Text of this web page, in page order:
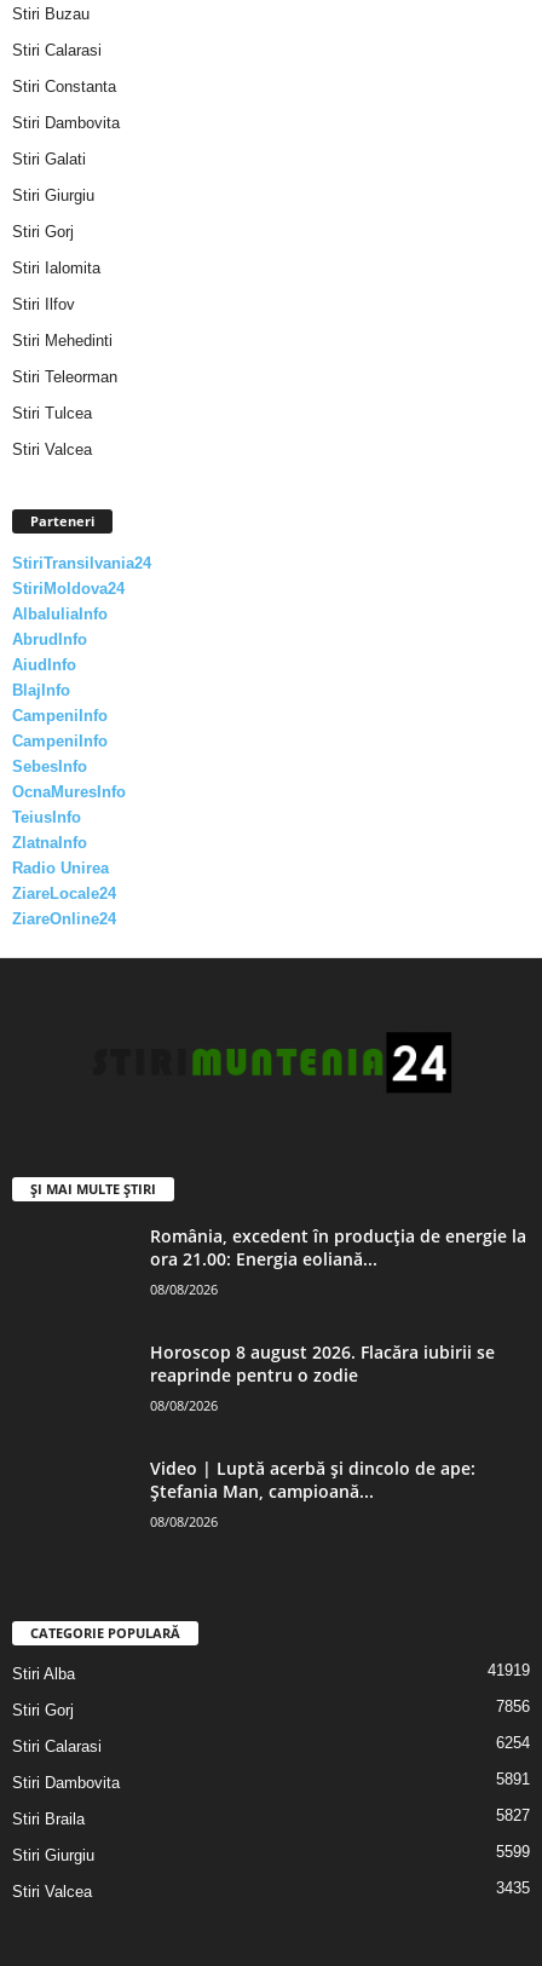
Stiri Buzau
Stiri Calarasi
Stiri Constanta
Stiri Dambovita
Stiri Galati
Stiri Giurgiu
Stiri Gorj
Stiri Ialomita
Stiri Ilfov
Stiri Mehedinti
Stiri Teleorman
Stiri Tulcea
Stiri Valcea
Parteneri
StiriTransilvania24
StiriMoldova24
AlbaIuliaInfo
AbrudInfo
AiudInfo
BlajInfo
CampeniInfo
CampeniInfo
SebesInfo
OcnaMuresInfo
TeiusInfo
ZlatnaInfo
Radio Unirea
ZiareLocale24
ZiareOnline24
ȘI MAI MULTE ȘTIRI
România, excedent în producția de energie la
ora 21.00: Energia eoliană...
08/08/2026
Horoscop 8 august 2026. Flacăra iubirii se
reaprinde pentru o zodie
08/08/2026
Video | Luptă acerbă și dincolo de ape:
Ștefania Man, campioană...
08/08/2026
CATEGORIE POPULARĂ
Stiri Alba 41919
Stiri Gorj 7856
Stiri Calarasi 6254
Stiri Dambovita 5891
Stiri Braila 5827
Stiri Giurgiu 5599
Stiri Valcea 3435